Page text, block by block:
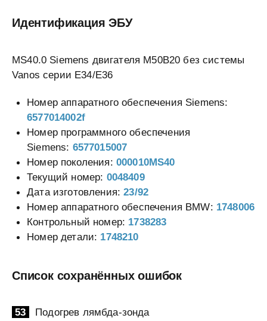
Идентификация ЭБУ
MS40.0 Siemens двигателя M50B20 без системы
Vanos серии E34/E36
Номер аппаратного обеспечения Siemens:
6577014002f
Номер программного обеспечения
Siemens: 6577015007
Номер поколения: 000010MS40
Текущий номер: 0048409
Дата изготовления:23/92
Номер аппаратного обеспечения BMW: 1748006
Контрольный номер: 1738283
Номер детали: 1748210
Список сохранённых ошибок
53 Подогрев лямбда-зонда